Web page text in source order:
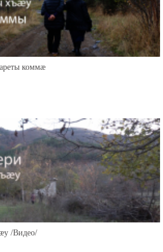
коммæ
/Видео/